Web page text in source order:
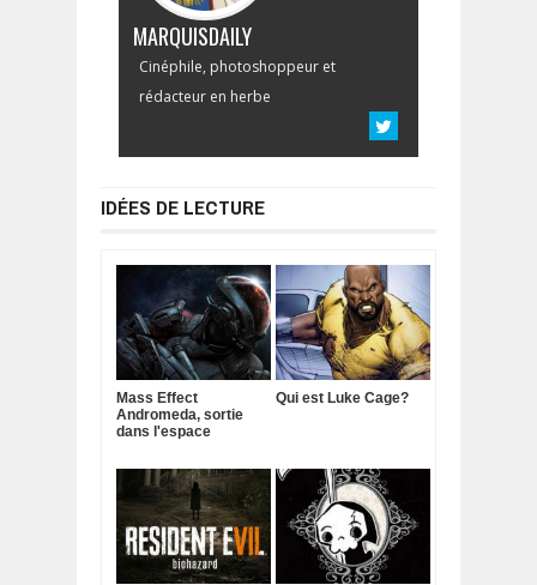
MARQUISDAILY
Cinéphile, photoshoppeur et
rédacteur en herbe
IDÉES DE LECTURE
Mass Effect
Andromeda, sortie
dans l'espace
Qui est Luke Cage?